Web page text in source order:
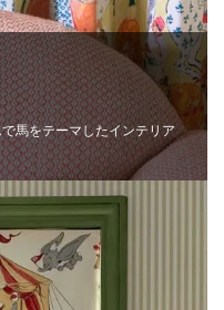
馬をテーマしたインテリア